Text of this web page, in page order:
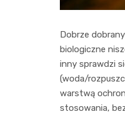
Dobrze dobrany
biologiczne
inny sprawdzi
(woda/
warstwą
stosowania,